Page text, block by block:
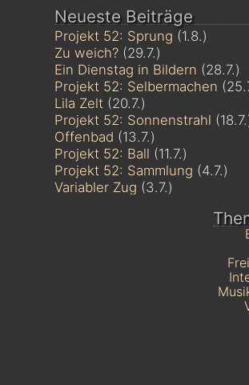
Neueste Beiträge
Projekt 52: Sprung (1.8.)
Zu weich?(29.7.)
Ein Dienstag in Bildern (28.7.)
Projekt 52: Selbermachen
Lila Zelt(20.7.)
Projekt 52: Sonnenstrahl
Offenbad (13.7.)
Projekt 52: Ball (11.7.)
Projekt 52: Sammlung (4.7.)
Variabler Zug (3.7.)